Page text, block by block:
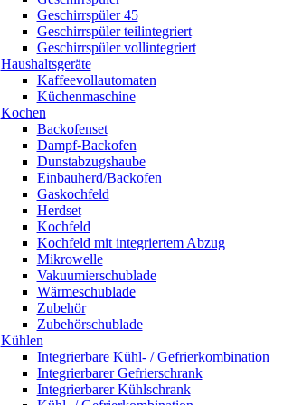
Geschirrspüler 45
Geschirrspüler teilintegriert
Geschirrspüler vollintegriert
Haushaltsgeräte
Kaffeevollautomaten
Küchenmaschine
Kochen
Backofenset
Dampf-Backofen
Dunstabzugshaube
Einbauherd/Backofen
Gaskochfeld
Herdset
Kochfeld
Kochfeld mit integriertem Abzug
Mikrowelle
Vakuumierschublade
Wärmeschublade
Zubehör
Zubehörschublade
Kühlen
Integrierbare Kühl- / Gefrierkombination
Integrierbarer Gefrierschrank
Integrierbarer Kühlschrank